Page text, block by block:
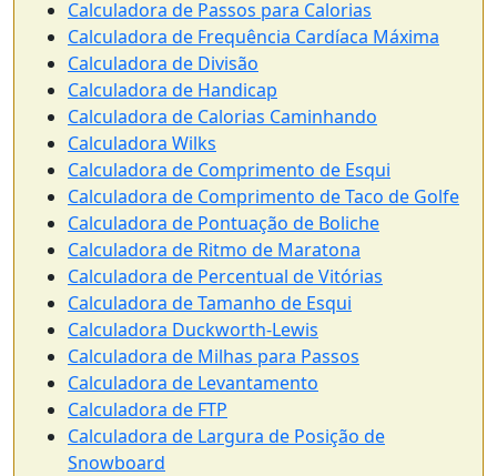
Calculadora de Passos para Calorias
Calculadora de Frequência Cardíaca Máxima
Calculadora de Divisão
Calculadora de Handicap
Calculadora de Calorias Caminhando
Calculadora Wilks
Calculadora de Comprimento de Esqui
Calculadora de Comprimento de Taco de Golfe
Calculadora de Pontuação de Boliche
Calculadora de Ritmo de Maratona
Calculadora de Percentual de Vitórias
Calculadora de Tamanho de Esqui
Calculadora Duckworth-Lewis
Calculadora de Milhas para Passos
Calculadora de Levantamento
Calculadora de FTP
Calculadora de Largura de Posição de
Snowboard